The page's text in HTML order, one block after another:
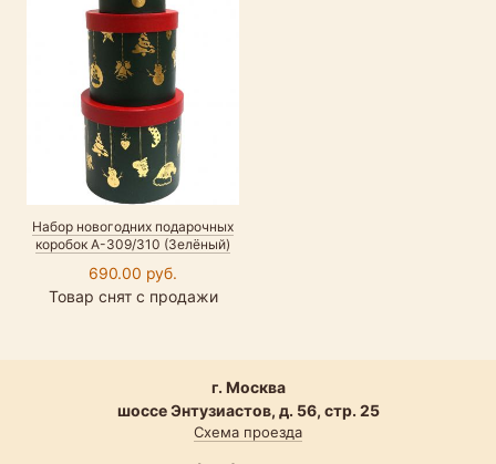
Набор новогодних подарочных
коробок А-309/310 (Зелёный)
690.00 руб.
Товар снят с продажи
г. Москва
шоссе Энтузиастов, д. 56, стр. 25
Схема проезда